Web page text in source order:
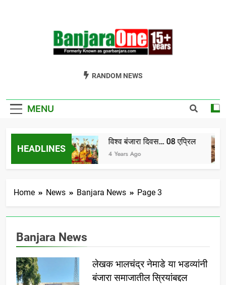
Welcome To
GoarBanjara.com
RANDOM NEWS
MENU
HEADLINES
भाग-1
विश्व बंजारा दिवस… 08 एप्रिल
4 Years Ago
Home News Banjara News Page 3
Banjara News
लेखक भालचंद्र नेमाडे या भडव्यांनी
बंजारा समाजातील स्रियांबद्दल